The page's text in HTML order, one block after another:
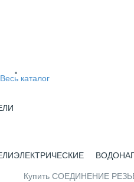
Весь каталог
ЭЛЕКТРИЧЕСКИЕ
Купить СОЕДИНЕНИЕ